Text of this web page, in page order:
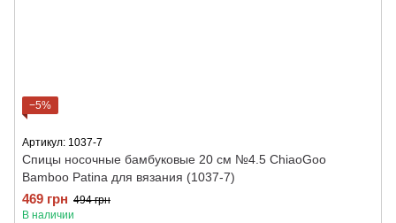
−5%
Артикул: 1037-7
Спицы носочные бамбуковые 20 см №4.5 ChiaoGoo
Bamboo Patina для вязания (1037-7)
469 грн 494 грн
В наличии